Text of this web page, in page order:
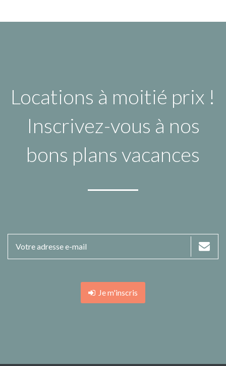
Locations à moitié prix !
Inscrivez-vous à nos
bons plans vacances
Je m'inscris